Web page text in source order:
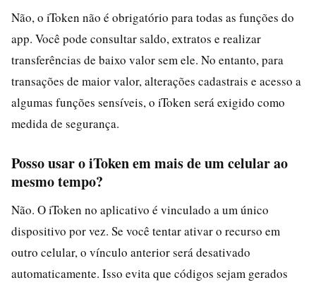
Não, o iToken não é obrigatório para todas as funções do
app. Você pode consultar saldo, extratos e realizar
transferências de baixo valor sem ele. No entanto, para
transações de maior valor, alterações cadastrais e acesso a
algumas funções sensíveis, o iToken será exigido como
medida de segurança.
Posso usar o iToken em mais de um celular ao
mesmo tempo?
Não. O iToken no aplicativo é vinculado a um único
dispositivo por vez. Se você tentar ativar o recurso em
outro celular, o vínculo anterior será desativado
automaticamente. Isso evita que códigos sejam gerados